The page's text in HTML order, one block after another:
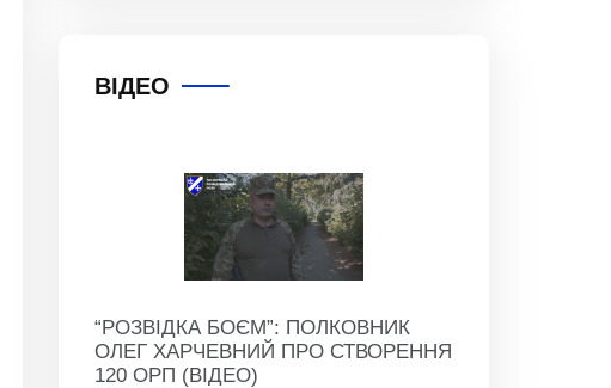
ВІДЕО
“РОЗВІДКА БОЄМ”: ПОЛКОВНИК
ОЛЕГ ХАРЧЕВНИЙ ПРО СТВОРЕННЯ
120 ОРП (ВІДЕО)